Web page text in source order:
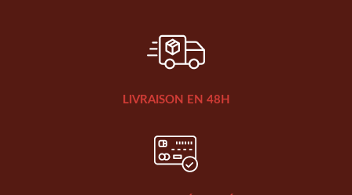
LIVRAISON EN 48H